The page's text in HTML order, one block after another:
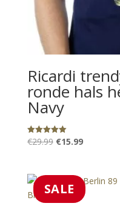
Ricardi
ronde hals
Navy
Gewaardeerd
5.00
€29.99 Oorspronkelijke
€29.99.
€15.99Huidige
€15.99.
SALE